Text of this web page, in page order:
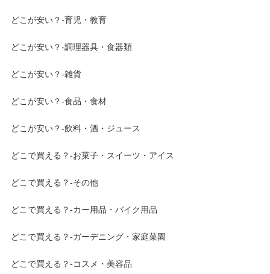
どこが安い？-育児・教育
どこが安い？-調理器具・食器類
どこが安い？-雑貨
どこが安い？-食品・食材
どこが安い？-飲料・酒・ジュース
どこで買える？-お菓子・スイーツ・アイス
どこで買える？-その他
どこで買える？-カー用品・バイク用品
どこで買える？-ガーデニング・家庭菜園
どこで買える？-コスメ・美容品